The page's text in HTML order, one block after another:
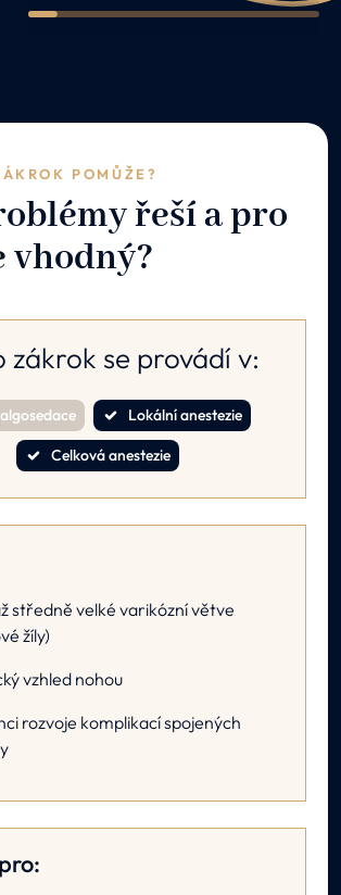
1 2 3 4 5 6 7 8 9 10
POMŮŽE?
řeší a pro
vhodný?
zákrok se provádí v:
Lokální anestezie
Celková anestezie
středně velké varikózní větve
žíly)
vzhled nohou
rozvoje komplikací spojených